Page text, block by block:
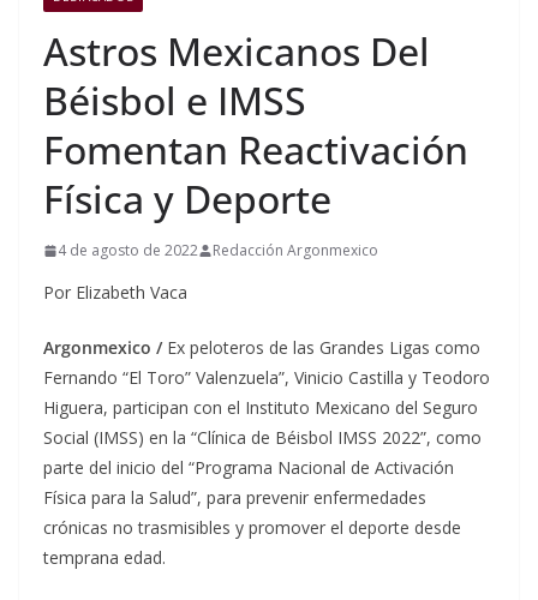
Astros Mexicanos Del
Béisbol e IMSS
Fomentan Reactivación
Física y Deporte
4 de agosto de 2022 Redacción Argonmexico
Por Elizabeth Vaca
Argonmexico / Ex peloteros de las Grandes Ligas como
Fernando “El Toro” Valenzuela”, Vinicio Castilla y Teodoro
Higuera, participan con el Instituto Mexicano del Seguro
Social (IMSS) en la “Clínica de Béisbol IMSS 2022”, como
parte del inicio del “Programa Nacional de Activación
Física para la Salud”, para prevenir enfermedades
crónicas no trasmisibles y promover el deporte desde
temprana edad.